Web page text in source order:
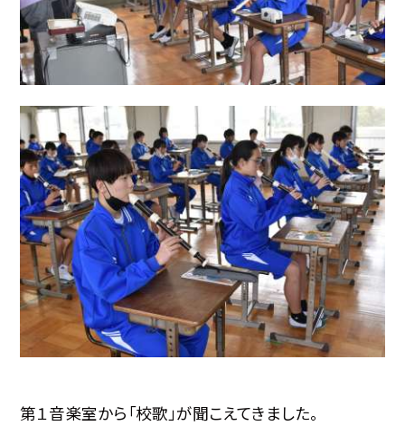
第１音楽室から「校歌」が聞こえてきました。